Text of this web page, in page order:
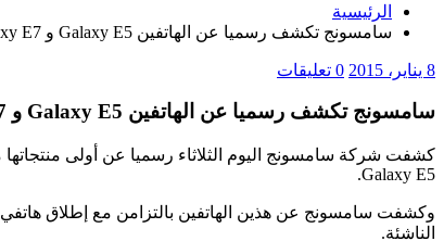
الرئيسية
سامسونج تكشف رسميا عن الهاتفين Galaxy E5 و Galaxy E7
8 يناير، 2015 0 تعليقات
سامسونج تكشف رسميا عن الهاتفين Galaxy E5 و Galaxy E7
Galaxy E5.
الناشئة.